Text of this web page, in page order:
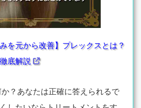
を元から改善】プレックスとは？
底解説
？あなたは正確に答えられるで